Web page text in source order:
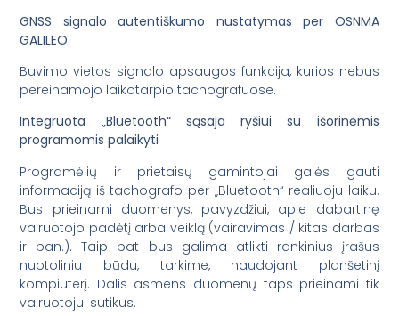
GNSS signalo autentiškumo nustatymas per OSNMA
GALILEO
Buvimo vietos signalo apsaugos funkcija, kurios nebus
pereinamojo laikotarpio tachografuose.
Integruota „Bluetooth“ sąsaja ryšiui su išorinėmis
programomis palaikyti
Programėlių ir prietaisų gamintojai galės gauti
informaciją iš tachografo per „Bluetooth“ realiuoju laiku.
Bus prieinami duomenys, pavyzdžiui, apie dabartinę
vairuotojo padėtį arba veiklą (vairavimas / kitas darbas
ir pan.). Taip pat bus galima atlikti rankinius įrašus
nuotoliniu būdu, tarkime, naudojant planšetinį
kompiuterį. Dalis asmens duomenų taps prieinami tik
vairuotojui sutikus.